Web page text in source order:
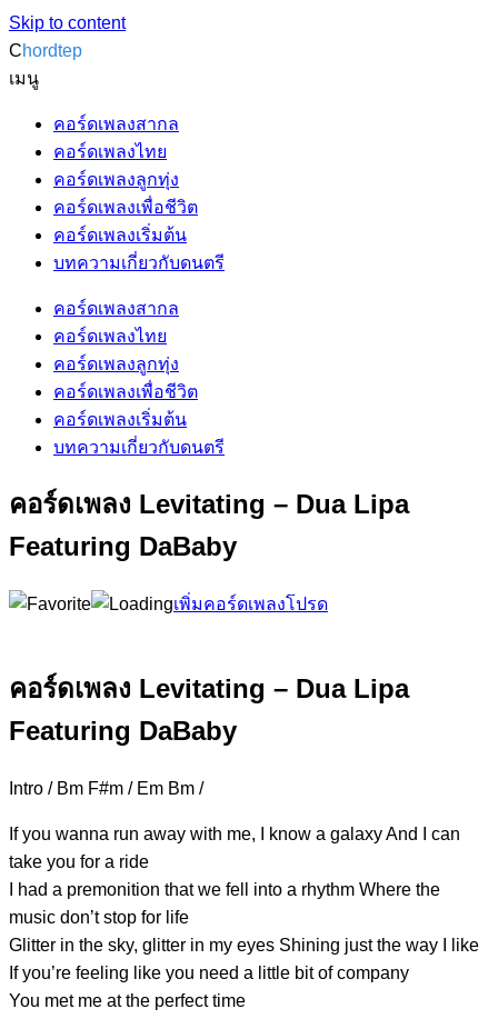
Skip to content
Chordtep
เมนู
คอร์ดเพลงสากล
คอร์ดเพลงไทย
คอร์ดเพลงลูกทุ่ง
คอร์ดเพลงเพื่อชีวิต
คอร์ดเพลงเริ่มต้น
บทความเกี่ยวกับดนตรี
คอร์ดเพลงสากล
คอร์ดเพลงไทย
คอร์ดเพลงลูกทุ่ง
คอร์ดเพลงเพื่อชีวิต
คอร์ดเพลงเริ่มต้น
บทความเกี่ยวกับดนตรี
คอร์ดเพลง Levitating – Dua Lipa
Featuring DaBaby
เพิ่มคอร์ดเพลงโปรด
คอร์ดเพลง Levitating – Dua Lipa
Featuring DaBaby
Intro / Bm F#m / Em Bm /
If you wanna run away with me, I know a galaxy And I
can
take you for a ride
I had a premonition that we fe ll into a rhythm Where the
music don’t stop for life
Glitter in the sky, gl itter in my eyes Shining just the way I like
If you’re feeling like you need a little bit of company
You met me at the perfecttime